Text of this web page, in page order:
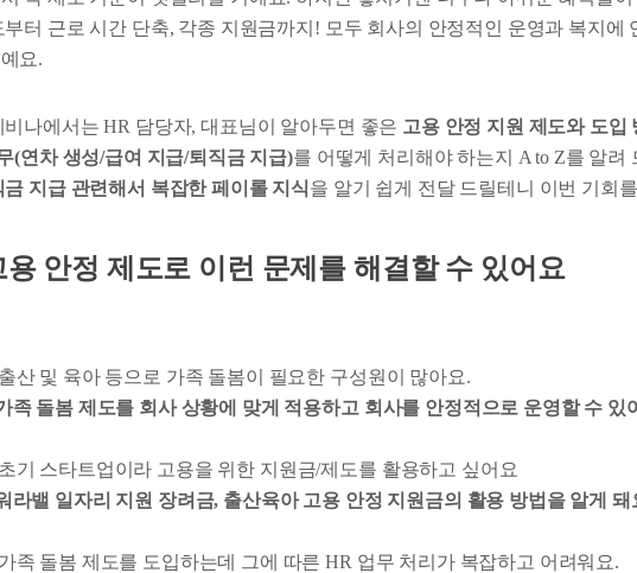
부터 근로 시간 단축, 각종 지원금까지! 모두 회사의 안정적인 운영과 복지에
요.
비나에서는 HR 담당자, 대표님이 알아두면 좋은 고용 안정 지원 제도와 도입
(연차 생성/급여 지급/퇴직금 지급)를 어떻게 처리해야 하는지 A to Z를 알려
금 지급 관련해서 복잡한 페이롤 지식을 알기 쉽게 전달 드릴테니 이번 기회
용 안정 제도로 이런 문제를 해결할 수 있어요
산 및 육아 등으로 가족 돌봄이 필요한 구성원이 많아요.
족 돌봄 제도를 회사 상황에 맞게 적용하고 회사를 안정적으로 운영할 수 있
기 스타트업이라 고용을 위한 지원금/제도를 활용하고 싶어요
라밸 일자리 지원 장려금, 출산육아 고용 안정 지원금의 활용 방법을 알게 돼
족 돌봄 제도를 도입하는데 그에 따른 HR 업무 처리가 복잡하고 어려워요.